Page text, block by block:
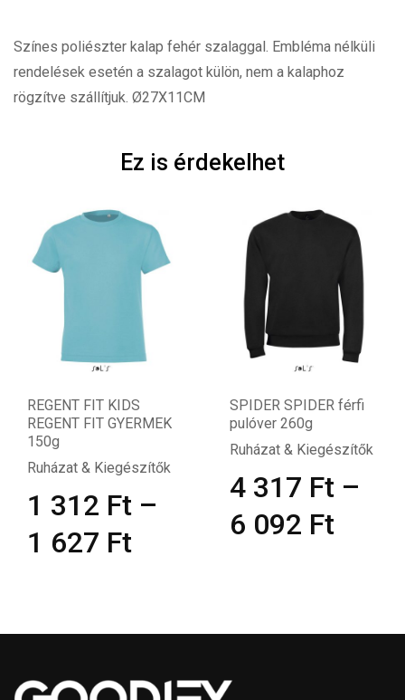
Színes poliészter kalap fehér szalaggal. Embléma nélküli
rendelések esetén a szalagot külön, nem a kalaphoz
rögzítve szállítjuk. Ø27X11CM
Ez is érdekelhet
REGENT FIT KIDS
REGENT FIT GYERMEK
150g
Ruházat & Kiegészítők
1 312 Ft –
1 627 Ft
SPIDER SPIDER férfi
pulóver 260g
Ruházat & Kiegészítők
4 317 Ft –
6 092 Ft